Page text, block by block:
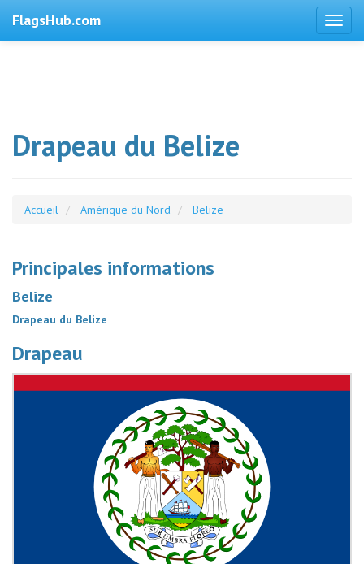
FlagsHub.com
Drapeau du Belize
Accueil Amérique du Nord Belize
Principales informations
Belize
Drapeau du Belize
Drapeau